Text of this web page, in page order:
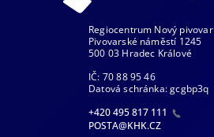
Regiocentrum Nový pivovar
Pivovarské náměstí 1245
500 03 Hradec Králové
IČ: 70 88 95 46
Datová schránka: gcgbp3q
+420 495 817 111
POSTA@KHK.CZ